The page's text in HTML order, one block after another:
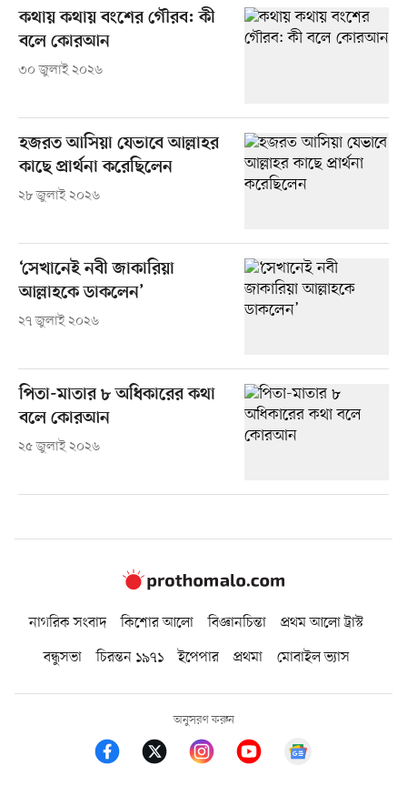
কথায় কথায় বংশের গৌরব: কী
বলে কোরআন
৩০ জুলাই ২০২৬
হজরত আসিয়া যেভাবে আল্লাহর
কাছে প্রার্থনা করেছিলেন
২৮ জুলাই ২০২৬
‘সেখানেই নবী জাকারিয়া
আল্লাহকে ডাকলেন’
২৭ জুলাই ২০২৬
পিতা-মাতার ৮ অধিকারের কথা
বলে কোরআন
২৫ জুলাই ২০২৬
নাগরিক সংবাদ কিশোর আলো বিজ্ঞানচিন্তা
প্রথম আলো ট্রাস্ট
বন্ধুসভা
চিরন্তন ১৯৭১ ইপেপার প্রথমা মোবাইল ভ্যাস
অনুসরণ করুন